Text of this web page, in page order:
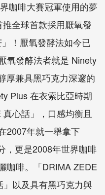
咖啡大賽冠軍使用的夢
全球首款採用厭氧發
！厭氧發酵法如今已
氧發酵法者就是 Ninety
厚兼具黑巧克力深邃的
Plus 在衣索比亞時期
心話」，口感均衡且
2007年就一舉拿下
，更是2008年世界咖啡
咖啡。「DRIMA ZEDE
以及具有黑巧克力與